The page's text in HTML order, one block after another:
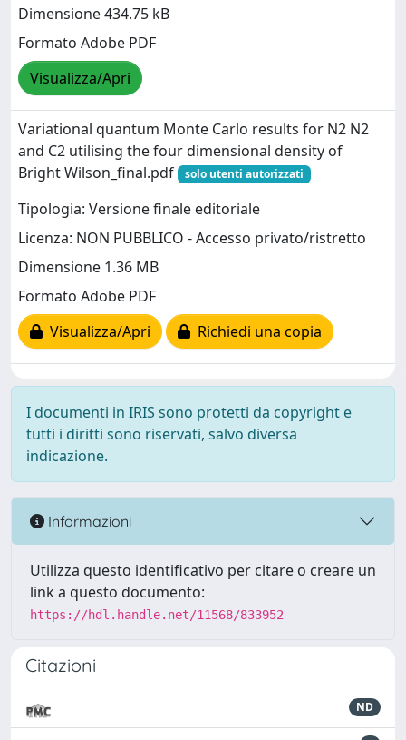
Dimensione 434.75 kB
Formato Adobe PDF
Visualizza/Apri
Variational quantum Monte Carlo results for N2 N2
and C2 utilising the four dimensional density of
Bright Wilson_final.pdf
solo utenti autorizzati
Tipologia: Versione finale editoriale
Licenza: NON PUBBLICO - Accesso privato/ristretto
Dimensione 1.36 MB
Formato Adobe PDF
Visualizza/Apri
Richiedi una copia
I documenti in IRIS sono protetti da copyright e
tutti i diritti sono riservati, salvo diversa
indicazione.
Informazioni
Utilizza questo identificativo per citare o creare un
link a questo documento:
https://hdl.handle.net/11568/833952
Citazioni
ND